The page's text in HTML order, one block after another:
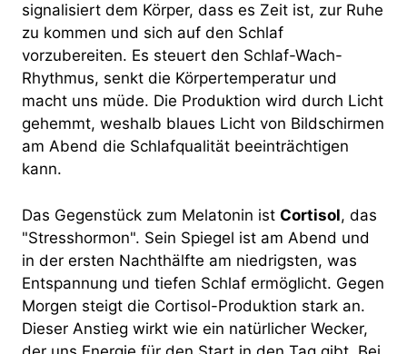
signalisiert dem Körper, dass es Zeit ist, zur Ruhe
zu kommen und sich auf den Schlaf
vorzubereiten. Es steuert den Schlaf-Wach-
Rhythmus, senkt die Körpertemperatur und
macht uns müde. Die Produktion wird durch Licht
gehemmt, weshalb blaues Licht von Bildschirmen
am Abend die Schlafqualität beeinträchtigen
kann.
Das Gegenstück zum Melatonin ist Cortisol, das
"Stresshormon". Sein Spiegel ist am Abend und
in der ersten Nachthälfte am niedrigsten, was
Entspannung und tiefen Schlaf ermöglicht. Gegen
Morgen steigt die Cortisol-Produktion stark an.
Dieser Anstieg wirkt wie ein natürlicher Wecker,